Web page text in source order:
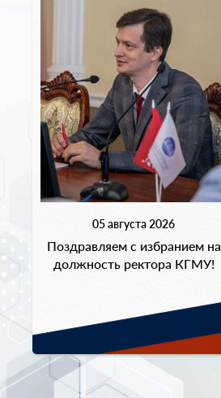
05 августа 2026
Поздравляем с избранием на
должность ректора КГМУ!